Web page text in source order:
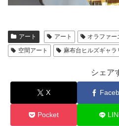
アート アート オラファー
空間アート
麻布台ヒルズギャラ
シェア
X
Pocket